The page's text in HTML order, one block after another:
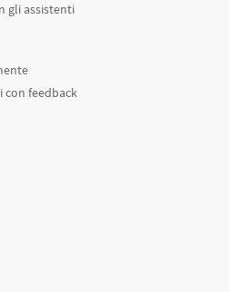
gli assistenti
con feedback